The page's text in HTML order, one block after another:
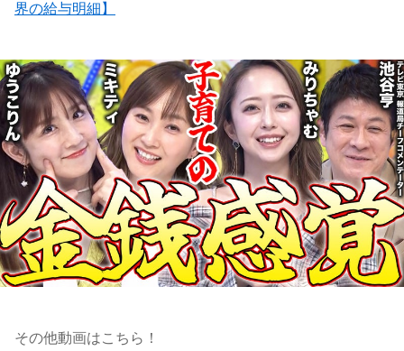
界の給与明細】
その他動画はこちら！